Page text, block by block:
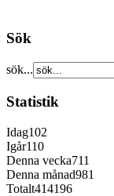
Sök
sök...
Statistik
Idag102
Igår110
Denna vecka711
Denna månad981
Totalt414196